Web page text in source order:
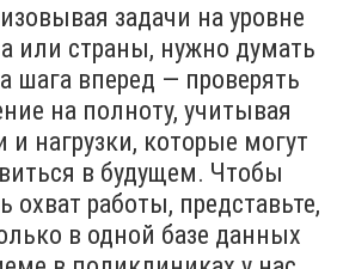
задачи на уровне
или страны, нужно думать
шага вперед — проверять
на полноту, учитывая
и нагрузки, которые могут
в будущем. Чтобы
охват работы, представьте,
в одной базе данных